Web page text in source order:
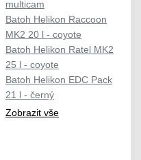
multicam
Batoh Helikon Raccoon
MK2 20 l - coyote
Batoh Helikon Ratel MK2
25 l - coyote
Batoh Helikon EDC Pack
21 l - černý
Zobrazit vše